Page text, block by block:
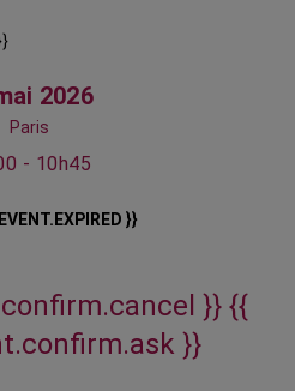
2026
Paris
- 10h45
}}
}} {{
}}